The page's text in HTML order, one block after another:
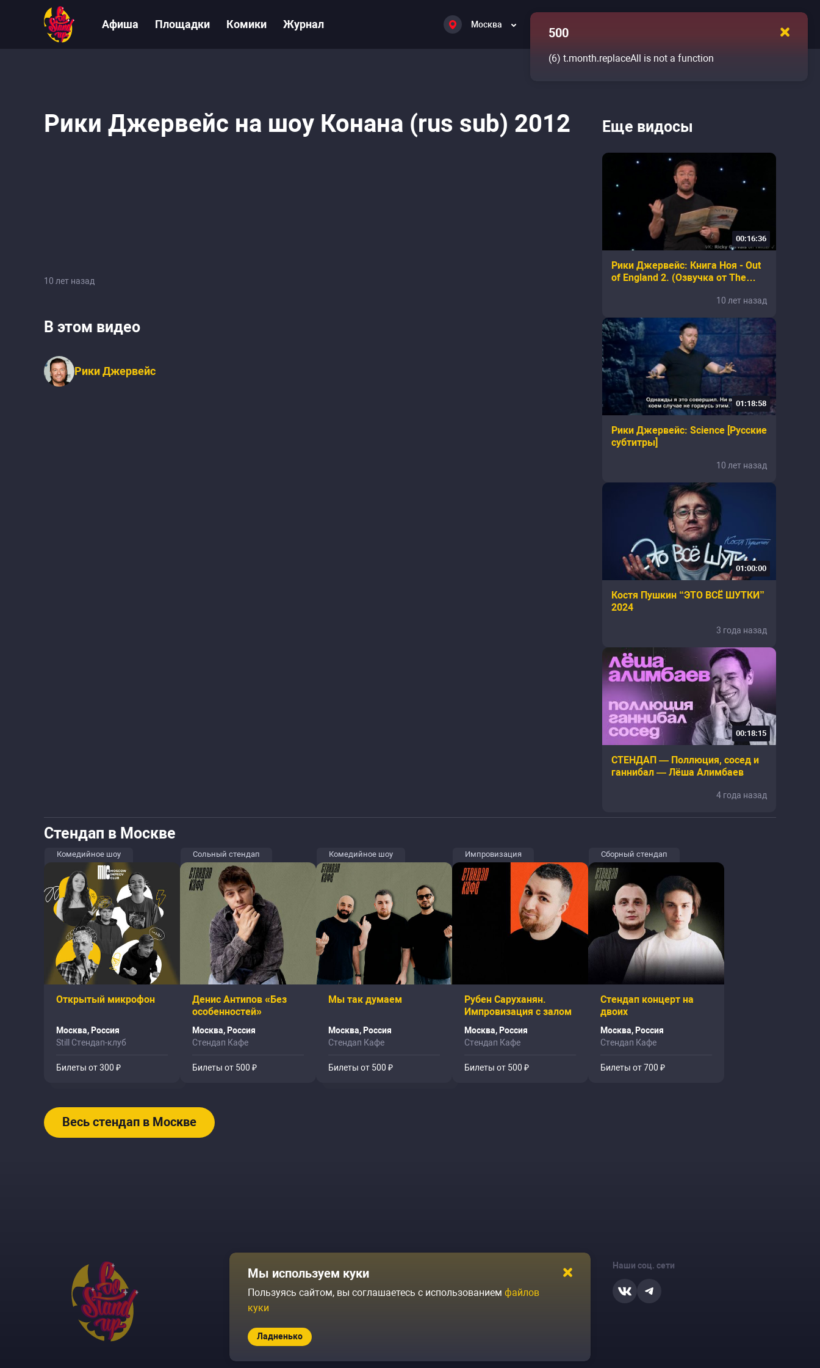
Афиша Площадки Комики Журнал Москва
Рики Джервейс на шоу Конана (rus sub) 2012
10 лет назад
В этом видео
Рики Джервейс
Еще видосы
00:16:36
Рики Джервейс: Книга Ноя - Out
of England 2. (Озвучка от The
10 лет назад
01:18:58
Рики Джервейс: Science [Русские
субтитры]
10 лет назад
01:00:00
Костя Пушкин “ЭТО ВСЁ ШУТКИ”
2024
3 года назад
00:18:15
СТЕНДАП — Поллюция, сосед и
ганнибал — Лёша Алимбаев
4 года назад
Стендап в Москве
Комедийное шоу
Открытый микрофон
Москва, Россия
Still Стендап-клуб
Билеты от 300 ₽
Сольный стендап
Денис Антипов «Без
особенностей»
Москва, Россия
Стендап Кафе
Билеты от 500 ₽
Комедийное шоу
Мы так думаем
Москва, Россия
Стендап Кафе
Билеты от 500 ₽
Импровизация
Рубен Саруханян.
Импровизация с залом
Москва, Россия
Стендап Кафе
Билеты от 500 ₽
Сборный стендап
Стендап концерт на
двоих
Москва, Россия
Стендап Кафе
Билеты от 700 ₽
Весь стендап в Москве
Площадки
Архив событий
Журнал Политика конфиденциальности
Наши соц. сети
500
(6) t.month.replaceAll is not a function
Мы используем куки
Пользуясь сайтом, вы соглашаетесь с использованием файлов
куки
Ладненько